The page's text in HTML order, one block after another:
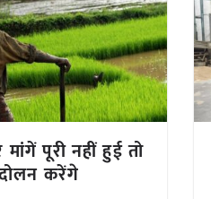
मांगें पूरी नहीं हुई तो
करेंगे